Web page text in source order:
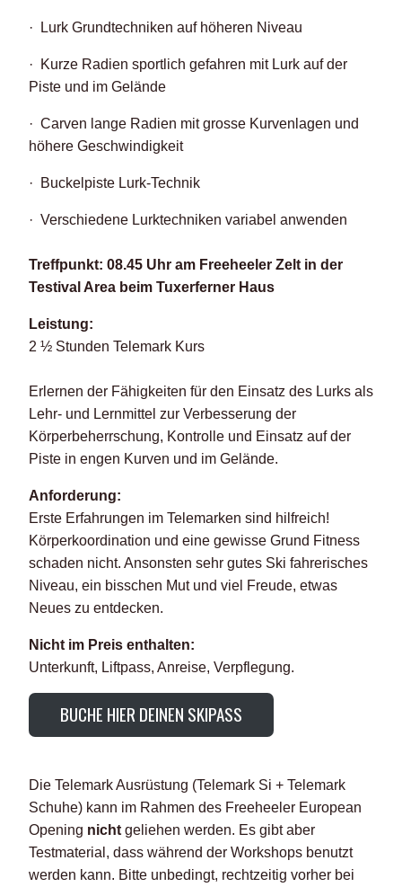
· Lurk Grundtechniken auf höheren Niveau
· Kurze Radien sportlich gefahren mit Lurk auf der
Piste und im Gelände
· Carven lange Radien mit grosse Kurvenlagen und
höhere Geschwindigkeit
· Buckelpiste Lurk-Technik
· Verschiedene Lurktechniken variabel anwenden
Treffpunkt: 08.45 Uhr am Freeheeler Zelt in der
Testival Area beim Tuxerferner Haus
Leistung:
2 ½ Stunden Telemark Kurs
Erlernen der Fähigkeiten für den Einsatz des Lurks als
Lehr- und Lernmittel zur Verbesserung der
Körperbeherrschung, Kontrolle und Einsatz auf der
Piste in engen Kurven und im Gelände.
Anforderung:
Erste Erfahrungen im Telemarken sind hilfreich!
Körperkoordination und eine gewisse Grund Fitness
schaden nicht. Ansonsten sehr gutes Ski fahrerisches
Niveau, ein bisschen Mut und viel Freude, etwas
Neues zu entdecken.
Nicht im Preis enthalten:
Unterkunft, Liftpass, Anreise, Verpflegung.
BUCHE HIER DEINEN SKIPASS
Die Telemark Ausrüstung (Telemark Si + Telemark
Schuhe) kann im Rahmen des Freeheeler European
Opening nicht geliehen werden. Es gibt aber
Testmaterial, dass während der Workshops benutzt
werden kann. Bitte unbedingt, rechtzeitig vorher bei